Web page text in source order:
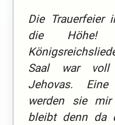
Die Trauerfeier
die Höhe!
Saal war voll
Jehovas. Eine
werden sie
bleibt denn da